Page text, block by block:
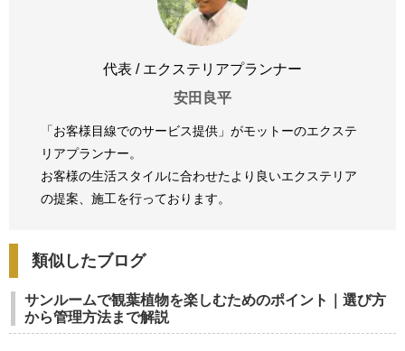
代表 / エクステリアプランナー
安田良平
「お客様目線でのサービス提供」がモットーのエクステ
リアプランナー。
お客様の生活スタイルに合わせたより良いエクステリア
の提案、 施工を行っております。
類似したブログ
サンルームで観葉植物を楽しむためのポイント｜選び方
から管理方法まで解説